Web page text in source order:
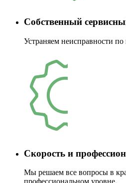
Собственный
Устраняем неисправности по
Скорость и
Мы решаем все вопросы в